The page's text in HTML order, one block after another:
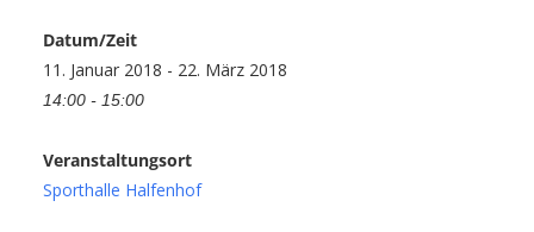
Datum/Zeit
11. Januar 2018 - 22. März 2018
14:00 - 15:00
Veranstaltungsort
Sporthalle Halfenhof